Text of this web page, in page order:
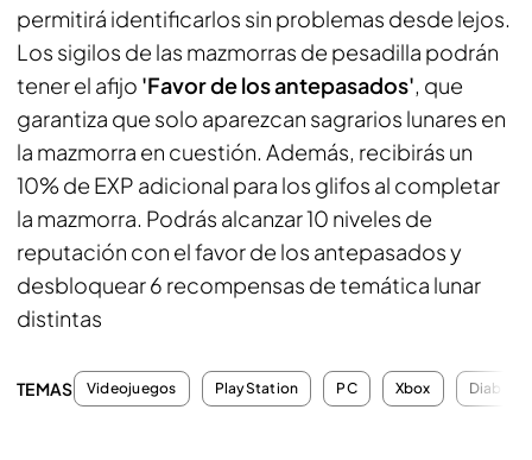
permitirá identificarlos sin problemas desde lejos.
Los sigilos de las mazmorras de pesadilla podrán
tener el afijo 'Favor de los antepasados', que
garantiza que solo aparezcan sagrarios lunares en
la mazmorra en cuestión. Además, recibirás un
10% de EXP adicional para los glifos al completar
la mazmorra. Podrás alcanzar 10 niveles de
reputación con el favor de los antepasados y
desbloquear 6 recompensas de temática lunar
distintas
TEMAS Videojuegos PlayStation PC Xbox Diablo